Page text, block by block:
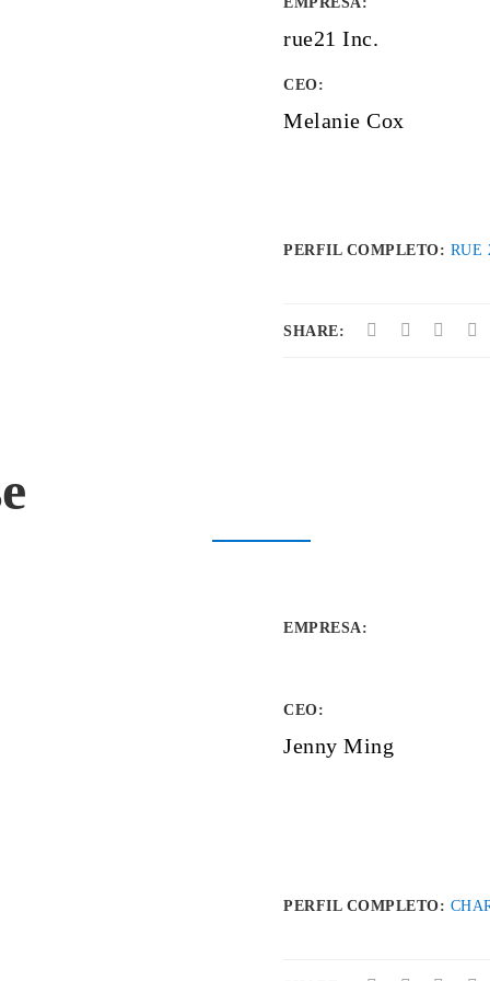
rue21 Inc.
CEO:
Melanie Cox
PERFIL COMPLETO: RUE
SHARE:
EMPRESA:
CEO:
Jenny Ming
PERFIL COMPLETO: